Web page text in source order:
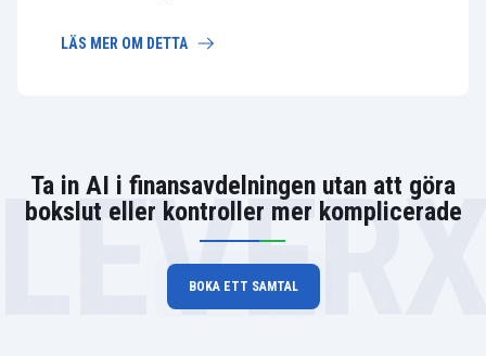
LÄS MER OM DETTA
Ta in AI i finansavdelningen utan att göra
bokslut eller kontroller mer komplicerade
BOKA ETT SAMTAL